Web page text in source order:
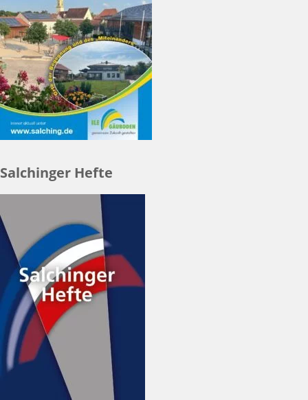
Salchinger Hefte